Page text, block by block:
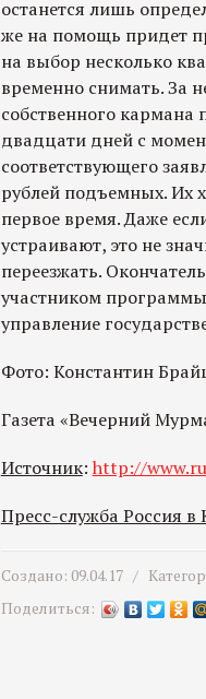
останется лишь
же на помощь придет
на выбор несколько
временно снимать. За
собственного кармана
двадцати дней с
соответствующего
рублей подъемных. Их
первое время. Даже
устраивают, это не
переезжать.
участником
управление
Фото: Константин
Газета «Вечерний
Источник: http://
Пресс-служба Россия в
Создано: 09.04.17 /
Поделиться: